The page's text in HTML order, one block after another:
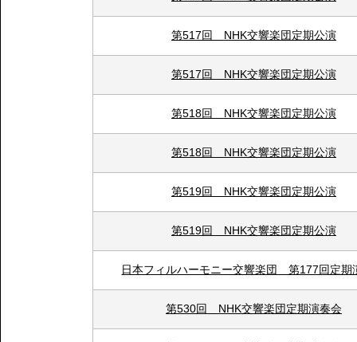
第517回 NHK交響楽団定期公演
第517回 NHK交響楽団定期公演
第518回 NHK交響楽団定期公演
第518回 NHK交響楽団定期公演
第519回 NHK交響楽団定期公演
第519回 NHK交響楽団定期公演
日本フィルハーモニー交響楽団 第177回定期
第530回 NHK交響楽団定期演奏会